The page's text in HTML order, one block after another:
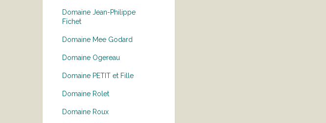
Domaine Jean-Philippe
Fichet
Domaine Mee Godard
Domaine Ogereau
Domaine PETIT et Fille
Domaine Rolet
Domaine Roux